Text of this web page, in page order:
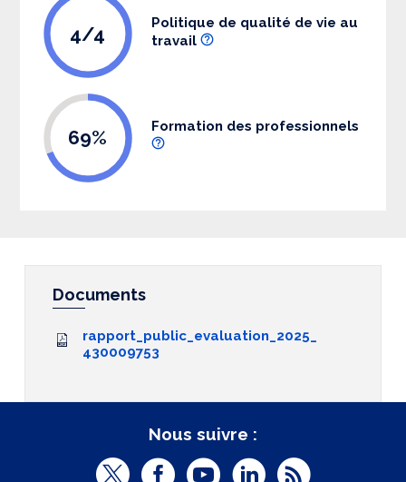
4/4
Politique de qualité de vie au
travail
69% Formation des professionnels
Documents
rapport_public_evaluation_2025_
430009753
Nous suivre :
T
F
Y
L
R